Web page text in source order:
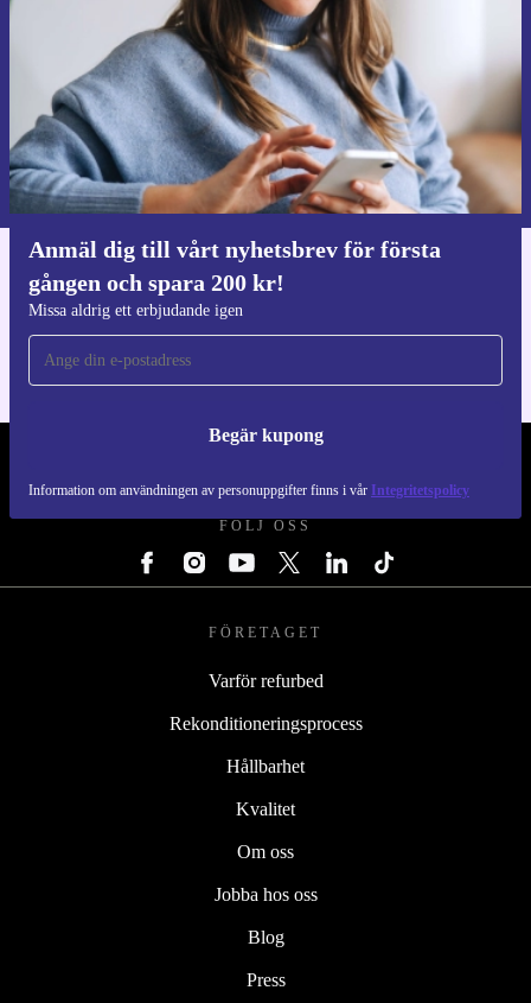
Anmäl dig till vårt nyhetsbrev för första
gången och spara 200 kr!
Missa aldrig ett erbjudande igen
Begär kupong
Information om användningen av personuppgifter finns i vår Integritetspolicy
Begär kupong
Information om användningen av personuppgifter finns i vår
Integritetspolicy.
Ladda ner refurbed appen
För iOS och Android
FÖLJ OSS
FÖRETAGET
Varför refurbed
Rekonditioneringsprocess
Hållbarhet
Kvalitet
Om oss
Jobba hos oss
Blog
Press